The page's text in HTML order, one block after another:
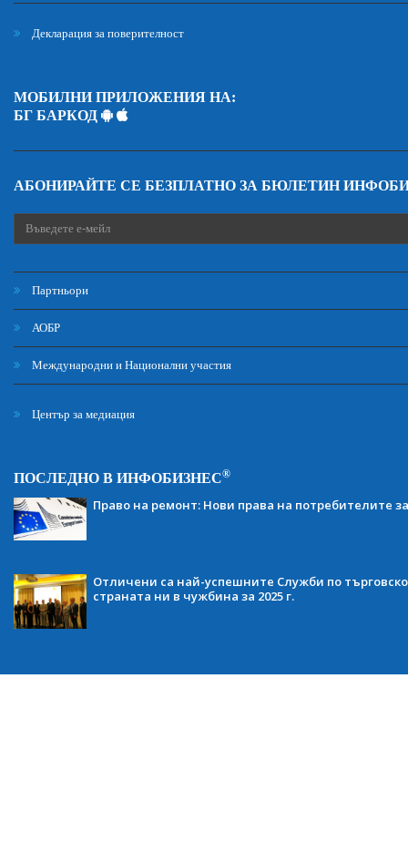
Декларация за поверителност
МОБИЛНИ ПРИЛОЖЕНИЯ НА:
БГ БАРКОД
АБОНИРАЙТЕ СЕ БЕЗПЛАТНО ЗА БЮЛЕТИН
Партньори
АОБР
Международни и Национални участия
Център за медиация
ПОСЛЕДНО В ИНФОБИЗНЕС®
Право на ремонт: Нови права на потребителите
Отличени са най-успешните Служби по
страната ни в чужбина за 2025 г.